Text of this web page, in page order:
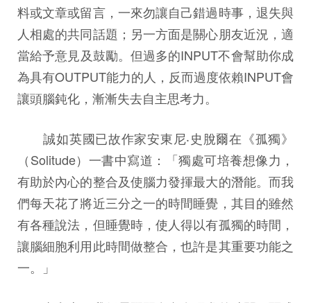
料或文章或留言，一來勿讓自己錯過時事，退失與
人相處的共同話題；另一方面是關心朋友近況，適
當給予意見及鼓勵。但過多的INPUT不會幫助你成
為具有OUTPUT能力的人，反而過度依賴INPUT會
讓頭腦鈍化，漸漸失去自主思考力。
誠如英國已故作家安東尼‧史脫爾在《孤獨》
（Solitude）一書中寫道：「獨處可培養想像力，
有助於內心的整合及使腦力發揮最大的潛能。而我
們每天花了將近三分之一的時間睡覺，其目的雖然
有各種說法，但睡覺時，使人得以有孤獨的時間，
讓腦細胞利用此時間做整合，也許是其重要功能之
一。」